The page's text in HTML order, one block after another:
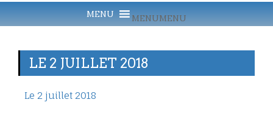
MENUMENU
LE 2 JUILLET 2018
Le 2 juillet 2018